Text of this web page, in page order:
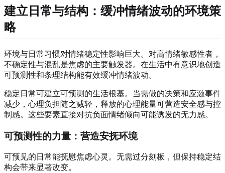
建立日常与结构：缓冲情绪波动的环境策
略
环境与日常习惯对情绪稳定性影响巨大。对高情绪敏感性者，
不确定性与混乱是焦虑的主要触发器。在生活中有意识地创造
可预测性和条理结构能有效缓冲情绪波动。
稳定日常可建立可预测的生活根基。当需做的决策和应激事件
减少，心理负担随之减轻，释放的心理能量可营造安全感与控
制感。这些要素直接对抗负面情绪倾向可能诱发的无力感。
可预测性的力量：营造安抚环境
可预见的日常能抚慰焦虑心灵。无需过分刻板，但保持稳定结
构会带来显著改变。